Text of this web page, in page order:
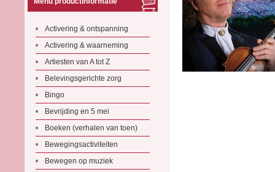
Activering & ontspanning
Activering & waarneming
Artiesten van A tot Z
Belevingsgerichte zorg
Bingo
Bevrijding en 5 mei
Boeken (verhalen van toen)
Bewegingsactiviteiten
Bewegen op muziek